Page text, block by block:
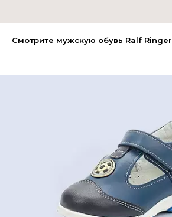
Смотрите мужскую обувь Ralf Ringer